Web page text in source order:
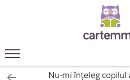
Tematică
Craciun
Nu-mi înțeleg copilul